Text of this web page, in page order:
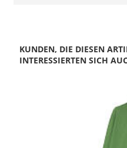
KUNDEN, DIE DIESEN
INTERESSIERTEN SICH